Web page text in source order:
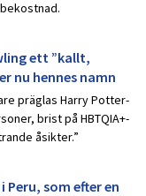
ett ”kallt,
nu hennes namn
präglas Harry Potter-
brist på HBTQIA+-
åsikter.”
Peru, som efter en